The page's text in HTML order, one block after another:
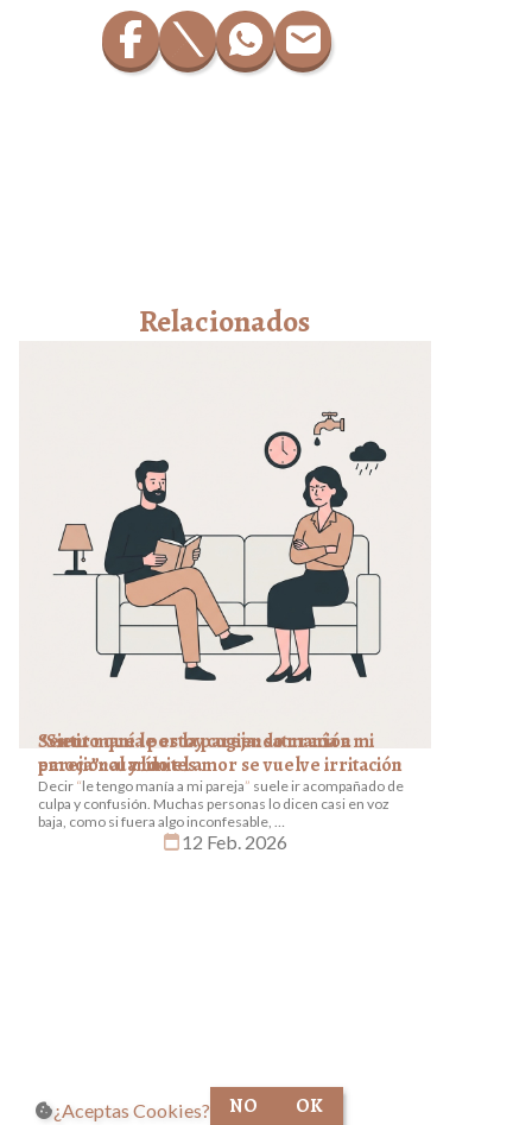
¡COMP
ARTE!
FACEB
¡COMP
ARTE!
TWIT
¡COMP
ARTE!
WHAT
mail
¡COMP
ARTE!
EMAIL
Relacionados
Sentir manía por la pareja: saturación
emocional y límites
Decir le tengo manía a mi pareja suele ir acompañado de
culpa y confusión. Muchas personas lo dicen casi en voz
baja, como si fuera algo inconfesable, …
calendar_today12 Feb. 2026
EN
NOS
EN G
NOS
cookie¿Aceptas Cookies? NO OK